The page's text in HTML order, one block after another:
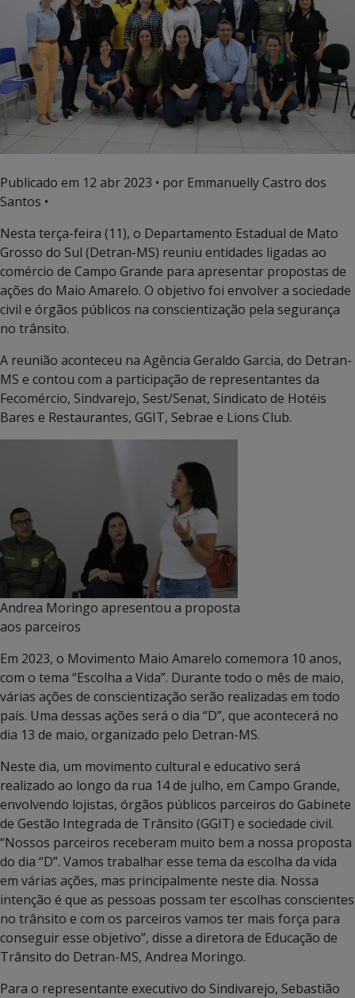
Publicado em 12 abr 2023 • por Emmanuelly Castro dos
Santos •
Nesta terça-feira (11), o Departamento Estadual de Mato
Grosso do Sul (Detran-MS) reuniu entidades ligadas ao
comércio de Campo Grande para apresentar propostas de
ações do Maio Amarelo. O objetivo foi envolver a sociedade
civil e órgãos públicos na conscientização pela segurança
no trânsito.
A reunião aconteceu na Agência Geraldo Garcia, do Detran-
MS e contou com a participação de representantes da
Fecomércio, Sindvarejo, Sest/Senat, Sindicato de Hotéis
Bares e Restaurantes, GGIT, Sebrae e Lions Club.
Andrea Moringo apresentou a proposta
aos parceiros
Em 2023, o Movimento Maio Amarelo comemora 10 anos,
com o tema “Escolha a Vida”. Durante todo o mês de maio,
várias ações de conscientização serão realizadas em todo
país. Uma dessas ações será o dia “D”, que acontecerá no
dia 13 de maio, organizado pelo Detran-MS.
Neste dia, um movimento cultural e educativo será
realizado ao longo da rua 14 de julho, em Campo Grande,
envolvendo lojistas, órgãos públicos parceiros do Gabinete
de Gestão Integrada de Trânsito (GGIT) e sociedade civil.
“Nossos parceiros receberam muito bem a nossa proposta
do dia “D”. Vamos trabalhar esse tema da escolha da vida
em várias ações, mas principalmente neste dia. Nossa
intenção é que as pessoas possam ter escolhas conscientes
no trânsito e com os parceiros vamos ter mais força para
conseguir esse objetivo”, disse a diretora de Educação de
Trânsito do Detran-MS, Andrea Moringo.
Para o representante executivo do Sindivarejo, Sebastião